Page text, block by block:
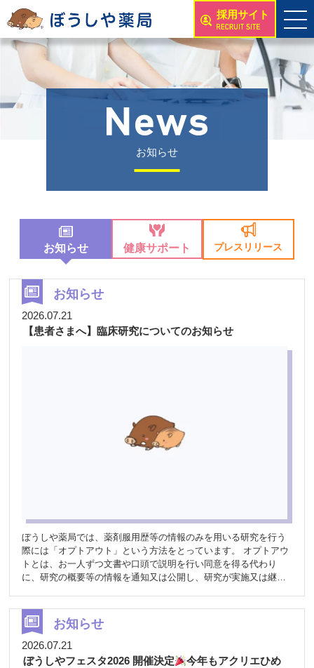
採用サイト
お知らせ
お知らせ 健康サポート プレスリリース
お知らせ
2026.07.21
【患者さまへ】臨床研究についてのお知らせ
ぼうしや薬局では、薬剤服用歴等の情報のみを用いる研究を行う
際には「オプトアウト」という方法をとっています。 オプトアウ
トとは、お一人ずつ文書や口頭で説明を行い同意を得る代わり
に、研究の概要等の情報を通知又は公開し、研究が実施又は継続
用される事を望まれない場合やご不明な点がおありの場合は、お
手数ですが各研究の担当者までご連絡下さい。 各臨床研究につき
お知らせ
2026.07.21
ぼうしやフェスタ2026 開催決定
今年もアクリエひめ